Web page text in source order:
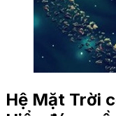
Hệ Mặt Trời